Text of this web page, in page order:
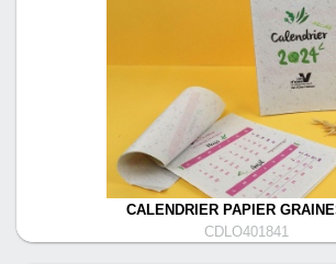
CALENDRIER PAPIER
CDLO401841